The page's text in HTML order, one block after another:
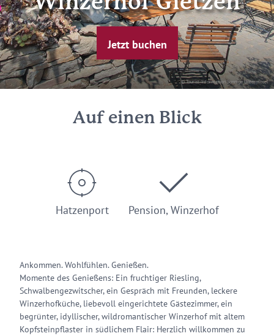
© Tourist-Information Sonnige Untermosel
Jetzt buchen
Auf einen Blick
Hatzenport Pension, Winzerhof
Ankommen. Wohlfühlen. Genießen.
Momente des Genießens: Ein fruchtiger Riesling,
Schwalbengezwitscher, ein Gespräch mit Freunden, leckere
Winzerhofküche, liebevoll eingerichtete Gästezimmer, ein
begrünter, idyllischer, wildromantischer Winzerhof mit altem
Kopfsteinpflaster in südlichem Flair: Herzlich willkommen zu